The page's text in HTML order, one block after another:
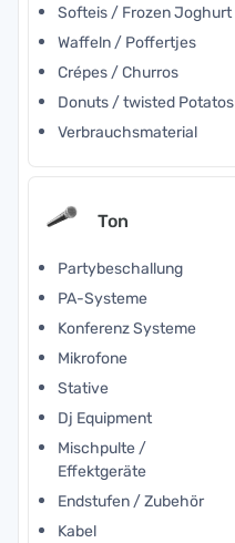
Softeis / Frozen Joghurt
Waffeln / Poffertjes
Crépes / Churros
Donuts / twisted Potatos
Verbrauchsmaterial
Ton
Partybeschallung
PA-Systeme
Konferenz Systeme
Mikrofone
Stative
Dj Equipment
Mischpulte /
Effektgeräte
Endstufen / Zubehör
Kabel